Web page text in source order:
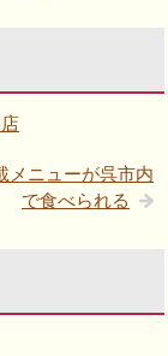
メニューが呉市内
で食べられる